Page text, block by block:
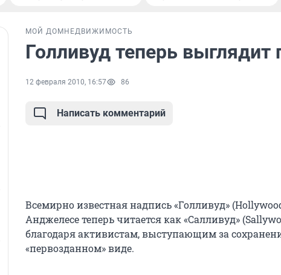
МОЙ ДОМ НЕДВИЖИМОСТЬ
Голливуд теперь выглядит
12 февраля 2010, 16:57 86
Написать комментарий
Всемирно известная надпись «Голливуд»
Анджелесе теперь читается как «Салливуд»
благодаря активистам, выступающим за
«первозданном» виде.